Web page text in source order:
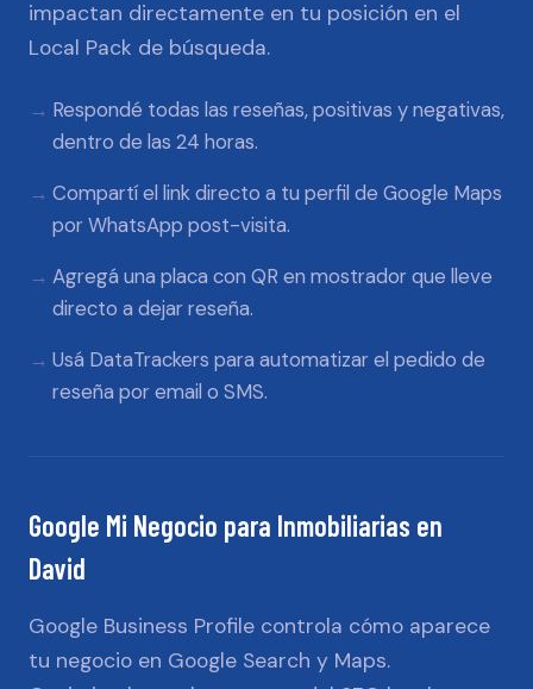
impactan directamente en tu posición en el
Local Pack de búsqueda.
Respondé todas las reseñas, positivas y negativas,
dentro de las 24 horas.
Compartí el link directo a tu perfil de Google Maps
por WhatsApp post-visita.
Agregá una placa con QR en mostrador que lleve
directo a dejar reseña.
Usá DataTrackers para automatizar el pedido de
reseña por email o SMS.
Google Mi Negocio para Inmobiliarias en
David
Google Business Profile controla cómo aparece
tu negocio en Google Search y Maps.